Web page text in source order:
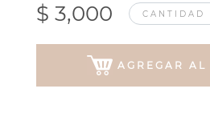
$ 3,000 CANTIDAD
AGREGAR AL